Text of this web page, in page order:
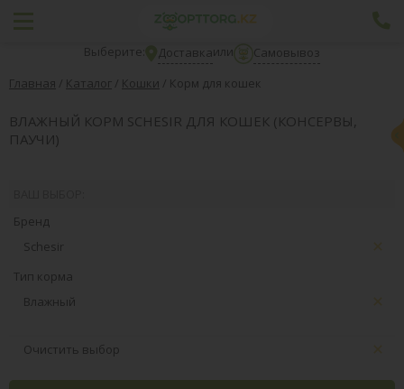
Выберите: Доставкаили
Самовывоз
Главная / Каталог / Кошки / Корм для кошек
ВЛАЖНЫЙ КОРМ SCHESIR ДЛЯ КОШЕК (КОНСЕРВЫ,
ПАУЧИ)
Бренд
Schesir
Тип корма
Влажный
Очистить выбор